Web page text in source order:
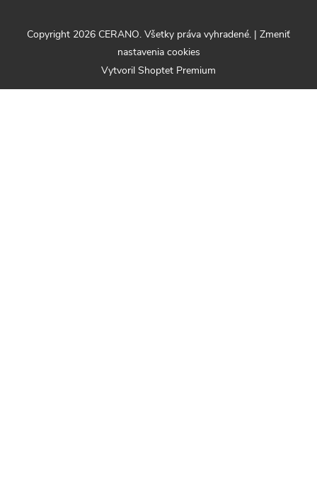
Vytvoril Shoptet Premium
Copyright 2026 CERANO. Všetky práva vyhradené. | Zmeniť
nastavenia cookies